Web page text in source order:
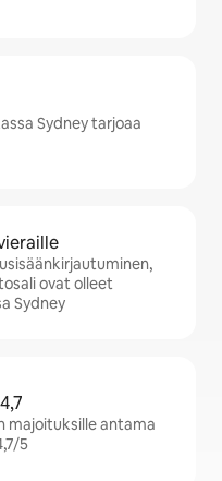
Sydney tarjoaa
ovat olleet
Sydney
majoituksille antama
5